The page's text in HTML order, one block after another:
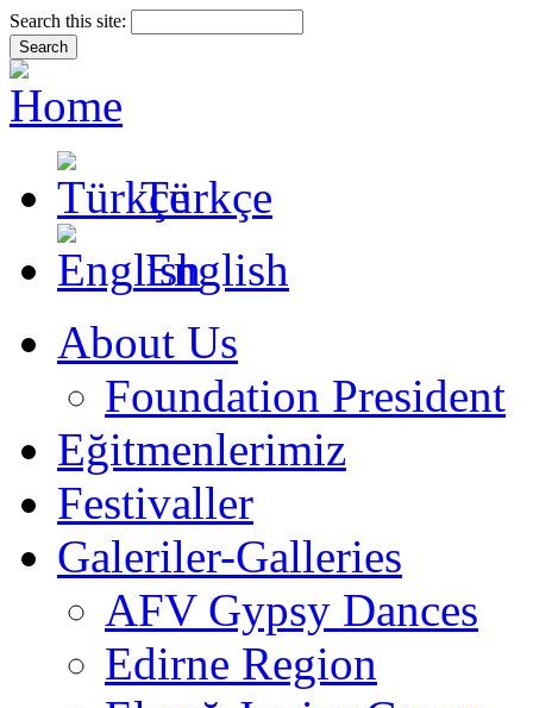
Search this site:
Türkçe
English
About Us
Foundation President
Eğitmenlerimiz
Festivaller
Galeriler-Galleries
AFV Gypsy Dances
Edirne Region